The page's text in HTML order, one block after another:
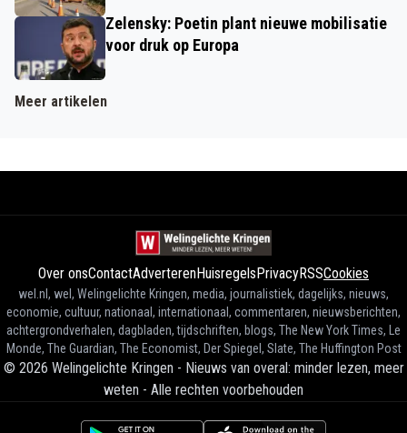
Zelensky: Poetin plant nieuwe mobilisatie
voor druk op Europa
Meer artikelen
Over onsContactAdverterenHuisregelsPrivacyRSSCookies
wel.nl, wel, Welingelichte Kringen, media, journalistiek, dagelijks, nieuws,
economie, cultuur, nationaal, internationaal, commentaren, nieuwsberichten,
achtergrondverhalen, dagbladen, tijdschriften, blogs, The New York Times, Le
Monde, The Guardian, The Economist, Der Spiegel, Slate, The Huffington Post
© 2026 Welingelichte Kringen - Nieuws van overal: minder lezen, meer
weten - Alle rechten voorbehouden